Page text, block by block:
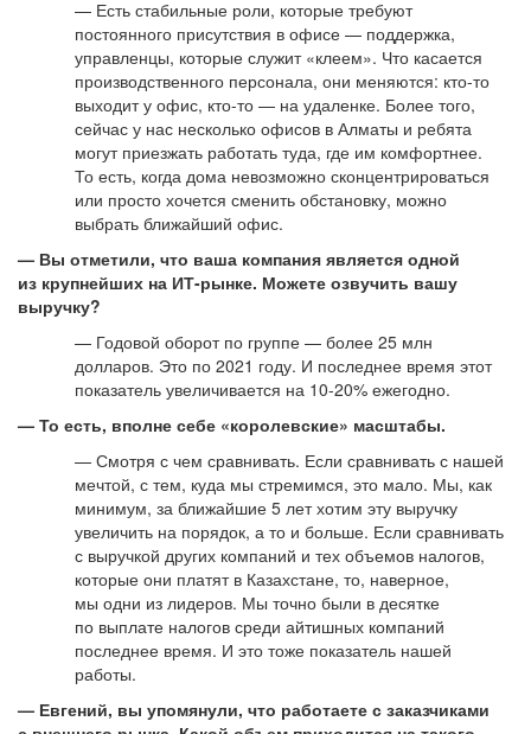
— Есть стабильные роли, которые требуют
постоянного присутствия в офисе — поддержка,
управленцы, которые служит «клеем». Что касается
производственного персонала, они меняются: кто-то
выходит у офис, кто-то — на удаленке. Более того,
сейчас у нас несколько офисов в Алматы и ребята
могут приезжать работать туда, где им комфортнее.
То есть, когда дома невозможно сконцентрироваться
или просто хочется сменить обстановку, можно
выбрать ближайший офис.
— Вы отметили, что ваша компания является одной
из крупнейших на ИТ-рынке. Можете озвучить вашу
выручку?
— Годовой оборот по группе — более 25 млн
долларов. Это по 2021 году. И последнее время этот
показатель увеличивается на 10-20% ежегодно.
— То есть, вполне себе «королевские» масштабы.
— Смотря с чем сравнивать. Если сравнивать с нашей
мечтой, с тем, куда мы стремимся, это мало. Мы, как
минимум, за ближайшие 5 лет хотим эту выручку
увеличить на порядок, а то и больше. Если сравнивать
с выручкой других компаний и тех объемов налогов,
которые они платят в Казахстане, то, наверное,
мы одни из лидеров. Мы точно были в десятке
по выплате налогов среди айтишных компаний
последнее время. И это тоже показатель нашей
работы.
— Евгений, вы упомянули, что работаете с заказчиками